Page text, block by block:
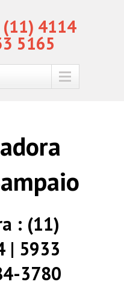
(11) 4114
5165
: (11)
| 5933
3780